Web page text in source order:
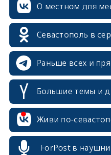
О местном для
Севастополь в
Раньше всех и
Большие темы и
Живи по-
ForPost в